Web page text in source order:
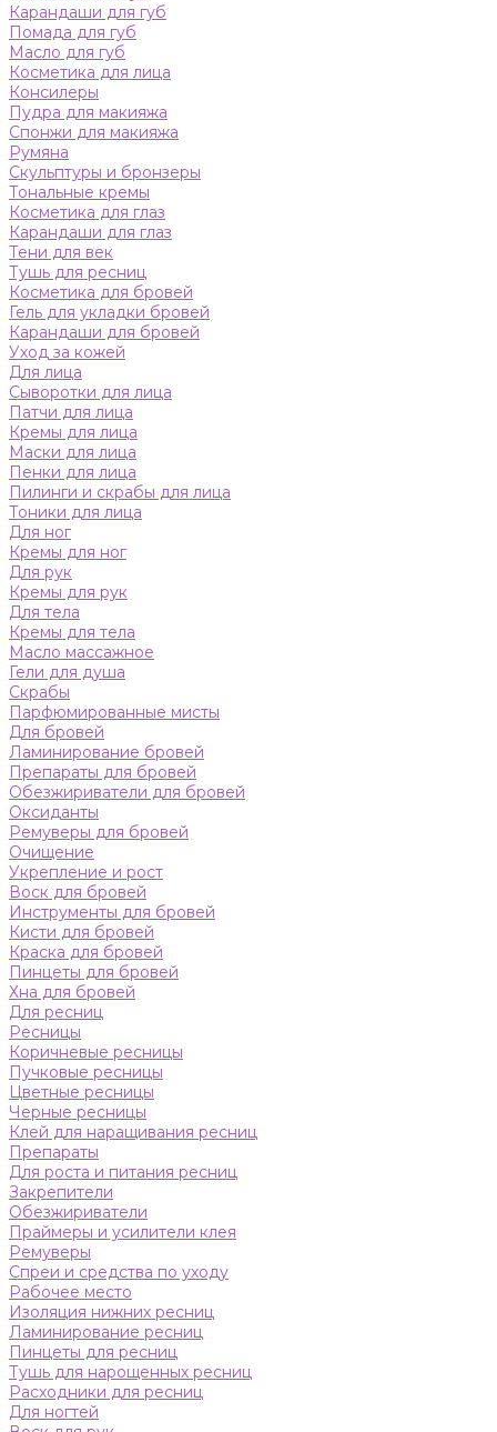
Карандаши для губ
Помада для губ
Масло для губ
Косметика для лица
Консилеры
Пудра для макияжа
Спонжи для макияжа
Румяна
Скульптуры и бронзеры
Тональные кремы
Косметика для глаз
Карандаши для глаз
Тени для век
Тушь для ресниц
Косметика для бровей
Гель для укладки бровей
Карандаши для бровей
Уход за кожей
Для лица
Сыворотки для лица
Патчи для лица
Кремы для лица
Маски для лица
Пенки для лица
Пилинги и скрабы для лица
Тоники для лица
Для ног
Кремы для ног
Для рук
Кремы для рук
Для тела
Кремы для тела
Масло массажное
Гели для душа
Скрабы
Парфюмированные мисты
Для бровей
Ламинирование бровей
Препараты для бровей
Обезжириватели для бровей
Оксиданты
Ремуверы для бровей
Очищение
Укрепление и рост
Воск для бровей
Инструменты для бровей
Кисти для бровей
Краска для бровей
Пинцеты для бровей
Хна для бровей
Для ресниц
Ресницы
Коричневые ресницы
Пучковые ресницы
Цветные ресницы
Черные ресницы
Клей для наращивания ресниц
Препараты
Для роста и питания ресниц
Закрепители
Обезжириватели
Праймеры и усилители клея
Ремуверы
Спреи и средства по уходу
Рабочее место
Изоляция нижних ресниц
Ламинирование ресниц
Пинцеты для ресниц
Тушь для нарощенных ресниц
Расходники для ресниц
Для ногтей